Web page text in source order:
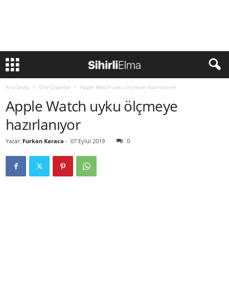
Ana Sayfa Öne Çıkanlar Apple Watch uyku ölçmeye hazırlanıyor
Apple Watch uyku ölçmeye
hazırlanıyor
Yazar: Furkan Karaca - 07 Eylül 2019 0